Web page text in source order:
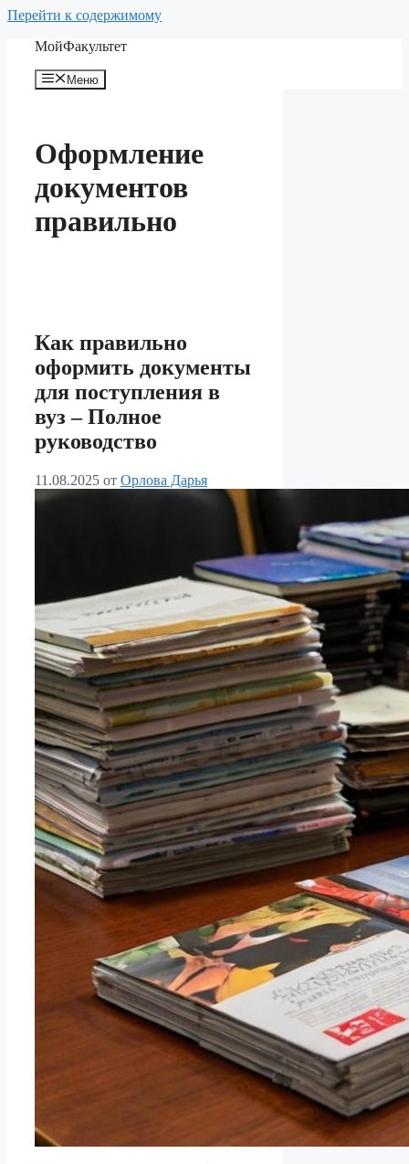
Перейти к содержимому
МойФакультет
Меню
Оформление
документов
правильно
Как правильно
оформить документы
для поступления в
вуз – Полное
руководство
11.08.2025 от Орлова Дарья